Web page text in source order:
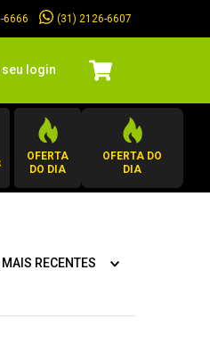
6666 (31) 2126-6607
seu login
OFERTA
DO DIA
OFERTA DO
DIA
MAIS RECENTES